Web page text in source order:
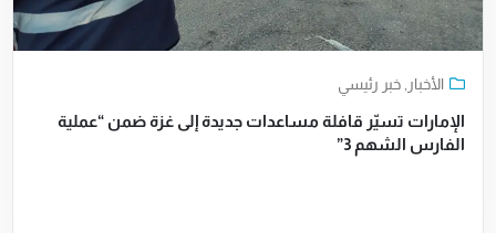
الأخبار ,خبر رئيسي
الإمارات تسيّر قافلة مساعدات جديدة إلى غزة ضمن “عملية
الفارس الشهم 3”